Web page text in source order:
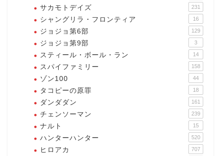
サカモトデイズ 231
シャングリラ・フロンティア 16
ジョジョ第6部 129
ジョジョ第9部 3
スティール・ボール・ラン 14
スパイファミリー 158
ゾン100 44
タコピーの原罪 18
ダンダダン 161
チェンソーマン 239
ナルト 15
ハンターハンター 520
ヒロアカ 707